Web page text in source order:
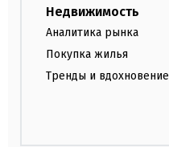
Недвижимость
Аналитика рынка
Покупка жилья
Тренды и вдохновение